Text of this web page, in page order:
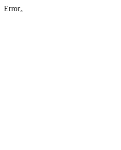
Error。